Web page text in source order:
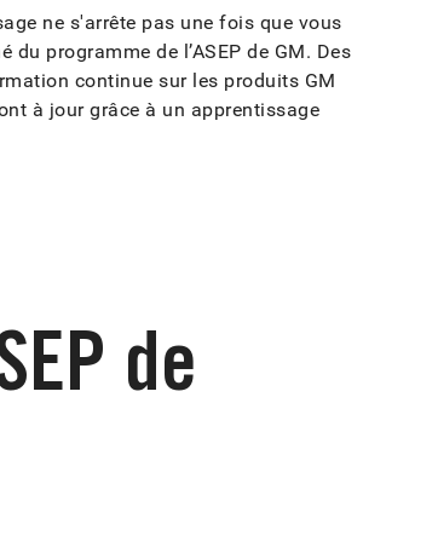
ne s'arrête pas une fois que vous
du programme de l’ASEP de GM. Des
continue sur les produits GM
à jour grâce à un apprentissage
de